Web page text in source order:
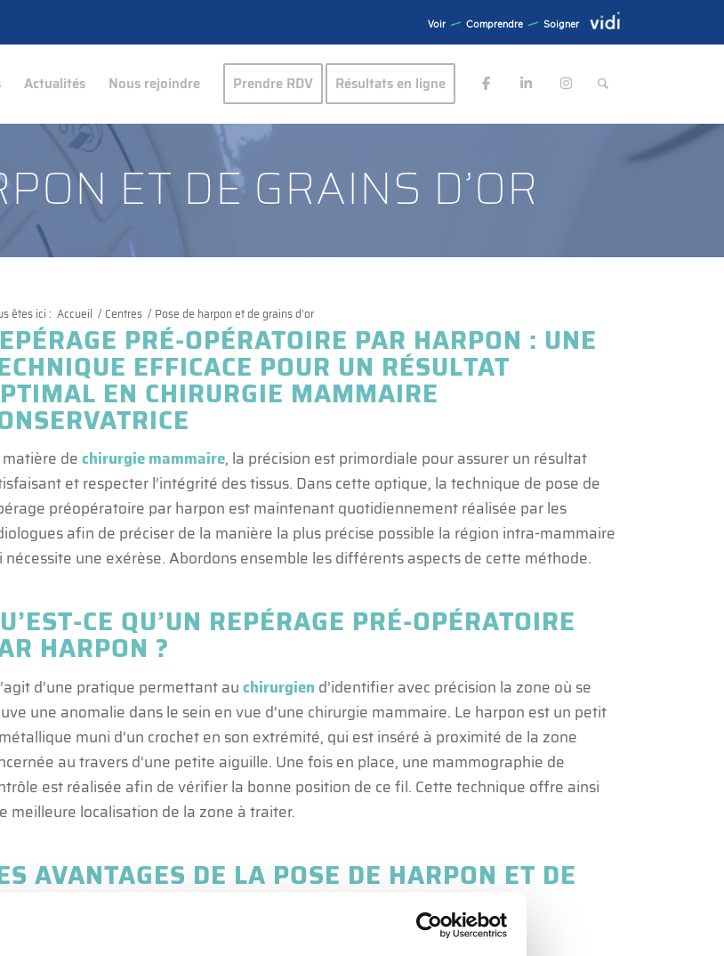
Voir Comprendre Soigner
Actualités Nous rejoindre Prendre RDV Résultats en ligne
ET DE GRAINS D’OR
êtes ici : Accueil / Centres / Pose de harpon et de grains d’or
PRÉ-OPÉRATOIRE PAR HARPON : UNE
EFFICACE POUR UN RÉSULTAT
EN CHIRURGIE MAMMAIRE
matière dechirurgie mammaire, la précision est primordiale pour assurer un résultat
et respecter l’intégrité des tissus. Dans cette optique, la technique de pose de
préopératoire par harpon est maintenant quotidiennement réalisée par les
afin de préciser de la manière la plus précise possible la région intra-mammaire
nécessite une exérèse. Abordons ensemble les différents aspects de cette méthode.
CE QU’UN REPÉRAGE PRÉ-OPÉRATOIRE
HARPON ?
d’une pratique permettant auchirurgien d’identifier avec précision la zone où se
une anomalie dans le sein en vue d’une chirurgie mammaire. Le harpon est un petit
muni d’un crochet en son extrémité, qui est inséré à proximité de la zone
au travers d’une petite aiguille. Une fois en place, une mammographie de
est réalisée afin de vérifier la bonne position de ce fil. Cette technique offre ainsi
meilleure localisation de la zone à traiter.
AVANTAGES DE LA POSE DE HARPON ET DE